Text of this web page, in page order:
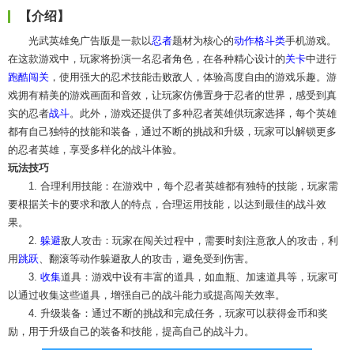
【介绍】
光武英雄免广告版是一款以忍者题材为核心的动作格斗类手机游戏。
在这款游戏中，玩家将扮演一名忍者角色，在各种精心设计的关卡中进行
跑酷闯关 ，使用强大的忍术技能击败敌人，体验高度自由的游戏乐趣。游
戏拥有精美的游戏画面和音效，让玩家仿佛置身于忍者的世界，感受到真
实的忍者战斗。此外，游戏还提供了多种忍者英雄供玩家选择，每个英雄
都有自己独特的技能和装备，通过不断的挑战和升级，玩家可以解锁更多
的忍者英雄，享受多样化的战斗体验。
玩法技巧
1. 合理利用技能：在游戏中，每个忍者英雄都有独特的技能，玩家需
要根据关卡的要求和敌人的特点，合理运用技能，以达到最佳的战斗效
果。
2. 躲避敌人攻击：玩家在闯关过程中，需要时刻注意敌人的攻击，利
用跳跃、翻滚等动作躲避敌人的攻击，避免受到伤害。
3. 收集道具：游戏中设有丰富的道具，如血瓶、加速道具等，玩家可
以通过收集这些道具，增强自己的战斗能力或提高闯关效率。
4. 升级装备：通过不断的挑战和完成任务，玩家可以获得金币和奖
励，用于升级自己的装备和技能，提高自己的战斗力。